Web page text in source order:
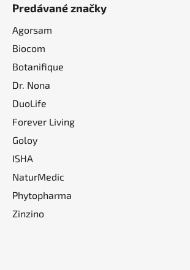
Predávané značky
Agorsam
Biocom
Botanifique
Dr. Nona
DuoLife
Forever Living
Goloy
ISHA
NaturMedic
Phytopharma
Zinzino